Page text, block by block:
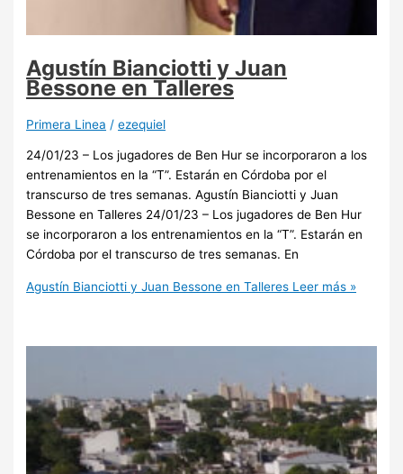
Agustín Bianciotti y Juan
Bessone en Talleres
Primera Linea /ezequiel
24/01/23 – Los jugadores de Ben Hur se incorporaron a los
entrenamientos en la “T”. Estarán en Córdoba por el
transcurso de tres semanas. Agustín Bianciotti y Juan
Bessone en Talleres 24/01/23 – Los jugadores de Ben Hur
se incorporaron a los entrenamientos en la “T”. Estarán en
Córdoba por el transcurso de tres semanas. En
Agustín Bianciotti y Juan Bessone en Talleres Leer más »